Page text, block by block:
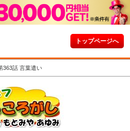
トップページへ
363話 言葉遣い